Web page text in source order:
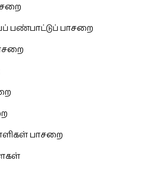
பண்பாட்டுப் பாசறை
பாசறை